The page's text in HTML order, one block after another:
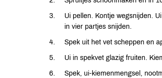
Ui pellen. Kontje wegsnijden.
in vier partjes snijden.
Spek uit het vet scheppen en
Ui in spekvet glazig fruiten.
Spek, ui-kiemenmengsel,